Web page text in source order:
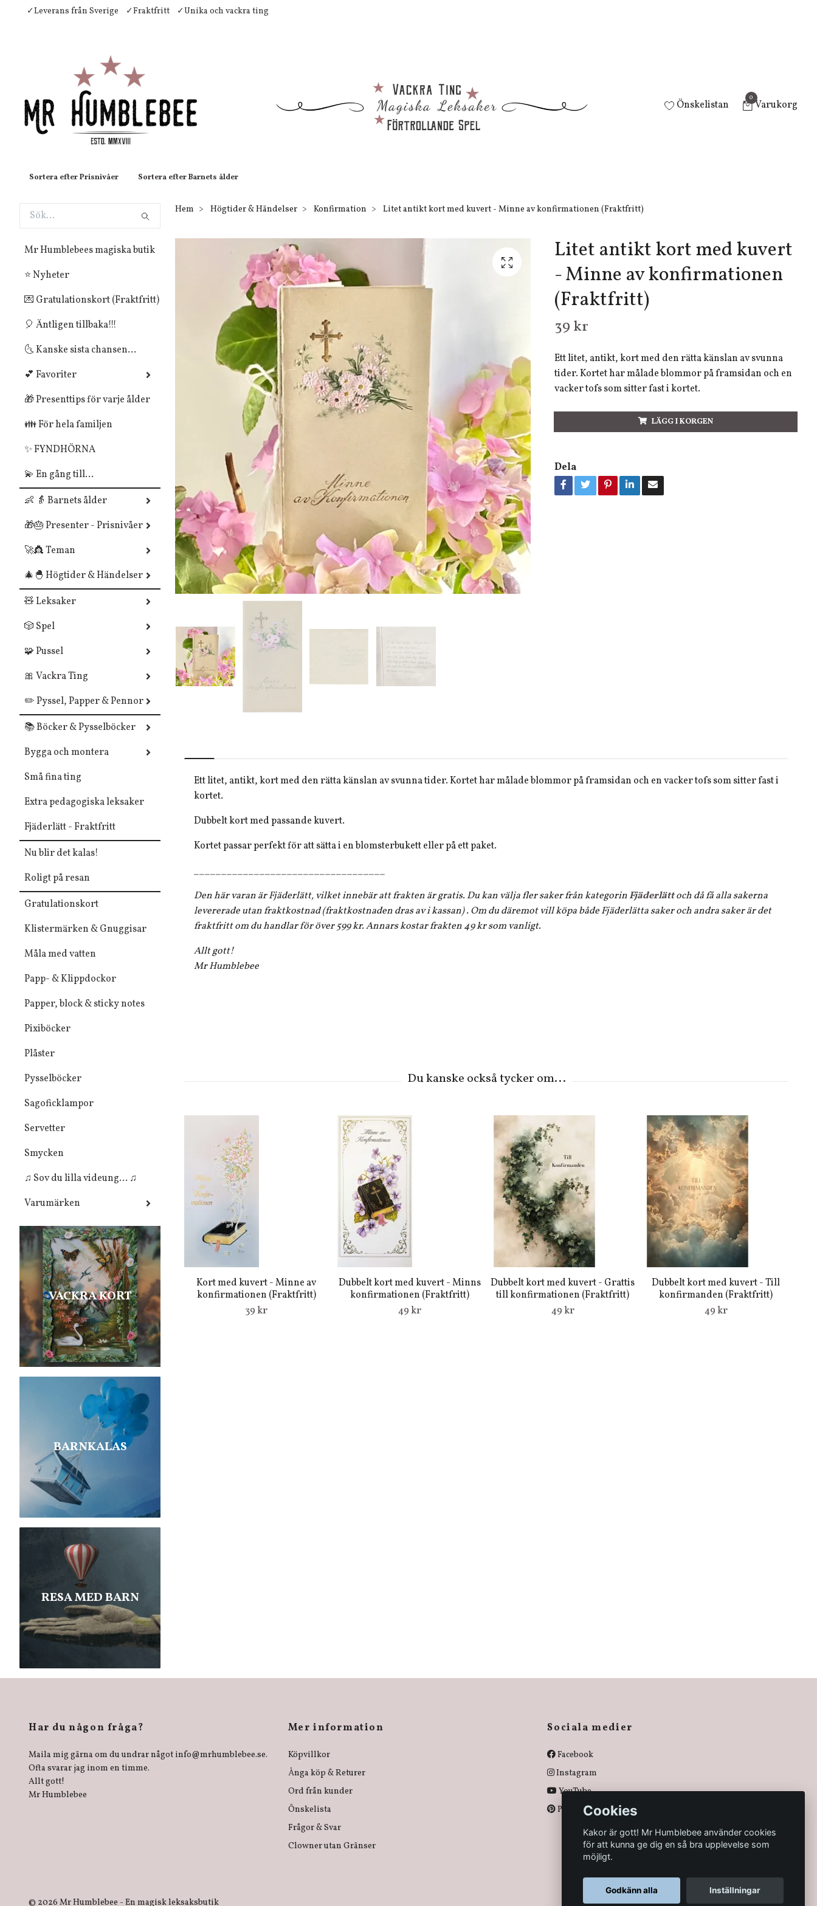
✓Leverans från Sverige ✓Fraktfritt ✓Unika och vackra ting
Önskelistan
0
Varukorg
Sortera efter Prisnivåer Sortera efter Barnets ålder
Mr Humblebees magiska butik
⭐ Nyheter
💌 Gratulationskort (Fraktfritt)
🎈 Äntligen tillbaka!!!
🌜 Kanske sista chansen...
💕 Favoriter
🎁 Presenttips för varje ålder
👪 För hela familjen
✨ FYNDHÖRNA
💫 En gång till...
👶 👵 Barnets ålder
🎁🎂 Presenter - Prisnivåer
🚀👸 Teman
🎄🐣 Högtider & Händelser
🧸 Leksaker
🎲 Spel
🧩 Pussel
🎀 Vackra Ting
✏️ Pyssel, Papper & Pennor
📚 Böcker & Pysselböcker
Bygga och montera
Små fina ting
Extra pedagogiska leksaker
Fjäderlätt - Fraktfritt
Nu blir det kalas!
Roligt på resan
Gratulationskort
Klistermärken & Gnuggisar
Måla med vatten
Papp- & Klippdockor
Papper, block & sticky notes
Pixiböcker
Plåster
Pysselböcker
Sagoficklampor
Servetter
Smycken
♫ Sov du lilla videung... ♫
Varumärken
VACKRA KORT
BARNKALAS
RESA MED BARN
Hem Högtider & Händelser Konfirmation Litet antikt kort med kuvert - Minne av konfirmationen (Fraktfritt)
Litet antikt kort med kuvert
- Minne av konfirmationen
(Fraktfritt)
39 kr
Ett litet, antikt, kort med den rätta känslan av svunna
tider. Kortet har målade blommor på framsidan och en
vacker tofs som sitter fast i kortet.
LÄGG I KORGEN
Dela
Ett litet, antikt, kort med den rätta känslan av svunna tider. Kortet har målade blommor på framsidan och en vacker tofs som sitter fast i
kortet.
Dubbelt kort med passande kuvert.
Kortet passar perfekt för att sätta i en blomsterbukett eller på ett paket.
___________________________________
Den här varan är Fjäderlätt, vilket innebär att frakten är gratis. Du kan välja fler saker från kategorinFjäderlättoch då få alla sakerna
levererade utan fraktkostnad (fraktkostnaden dras av i kassan) . Om du däremot vill köpa både Fjäderlätta saker och andra saker är det
fraktfritt om du handlar för över 599 kr. Annars kostar frakten 49 kr som vanligt.
Allt gott!
Mr Humblebee
Kort med kuvert - Minne av
konfirmationen (Fraktfritt)
39 kr
Dubbelt kort med kuvert - Minns
konfirmationen (Fraktfritt)
49 kr
Dubbelt kort med kuvert - Grattis
till konfirmationen (Fraktfritt)
49 kr
Dubbelt kort med kuvert - Till
konfirmanden (Fraktfritt)
49 kr
Har du någon fråga?
Maila mig gärna om du undrar något info@mrhumblebee.se.
Ofta svarar jag inom en timme.
Allt gott!
Mr Humblebee
Mer information
Köpvillkor
Ånga köp & Returer
Ord från kunder
Önskelista
Frågor & Svar
Clowner utan Gränser
Sociala medier
Facebook
Instagram
YouTube
Pinterest
© 2026 Mr Humblebee - En magisk leksaksbutik
Cookies
Kakor är gott! Mr Humblebee använder cookies
för att kunna ge dig en så bra upplevelse som
möjligt.
Godkänn alla Inställningar